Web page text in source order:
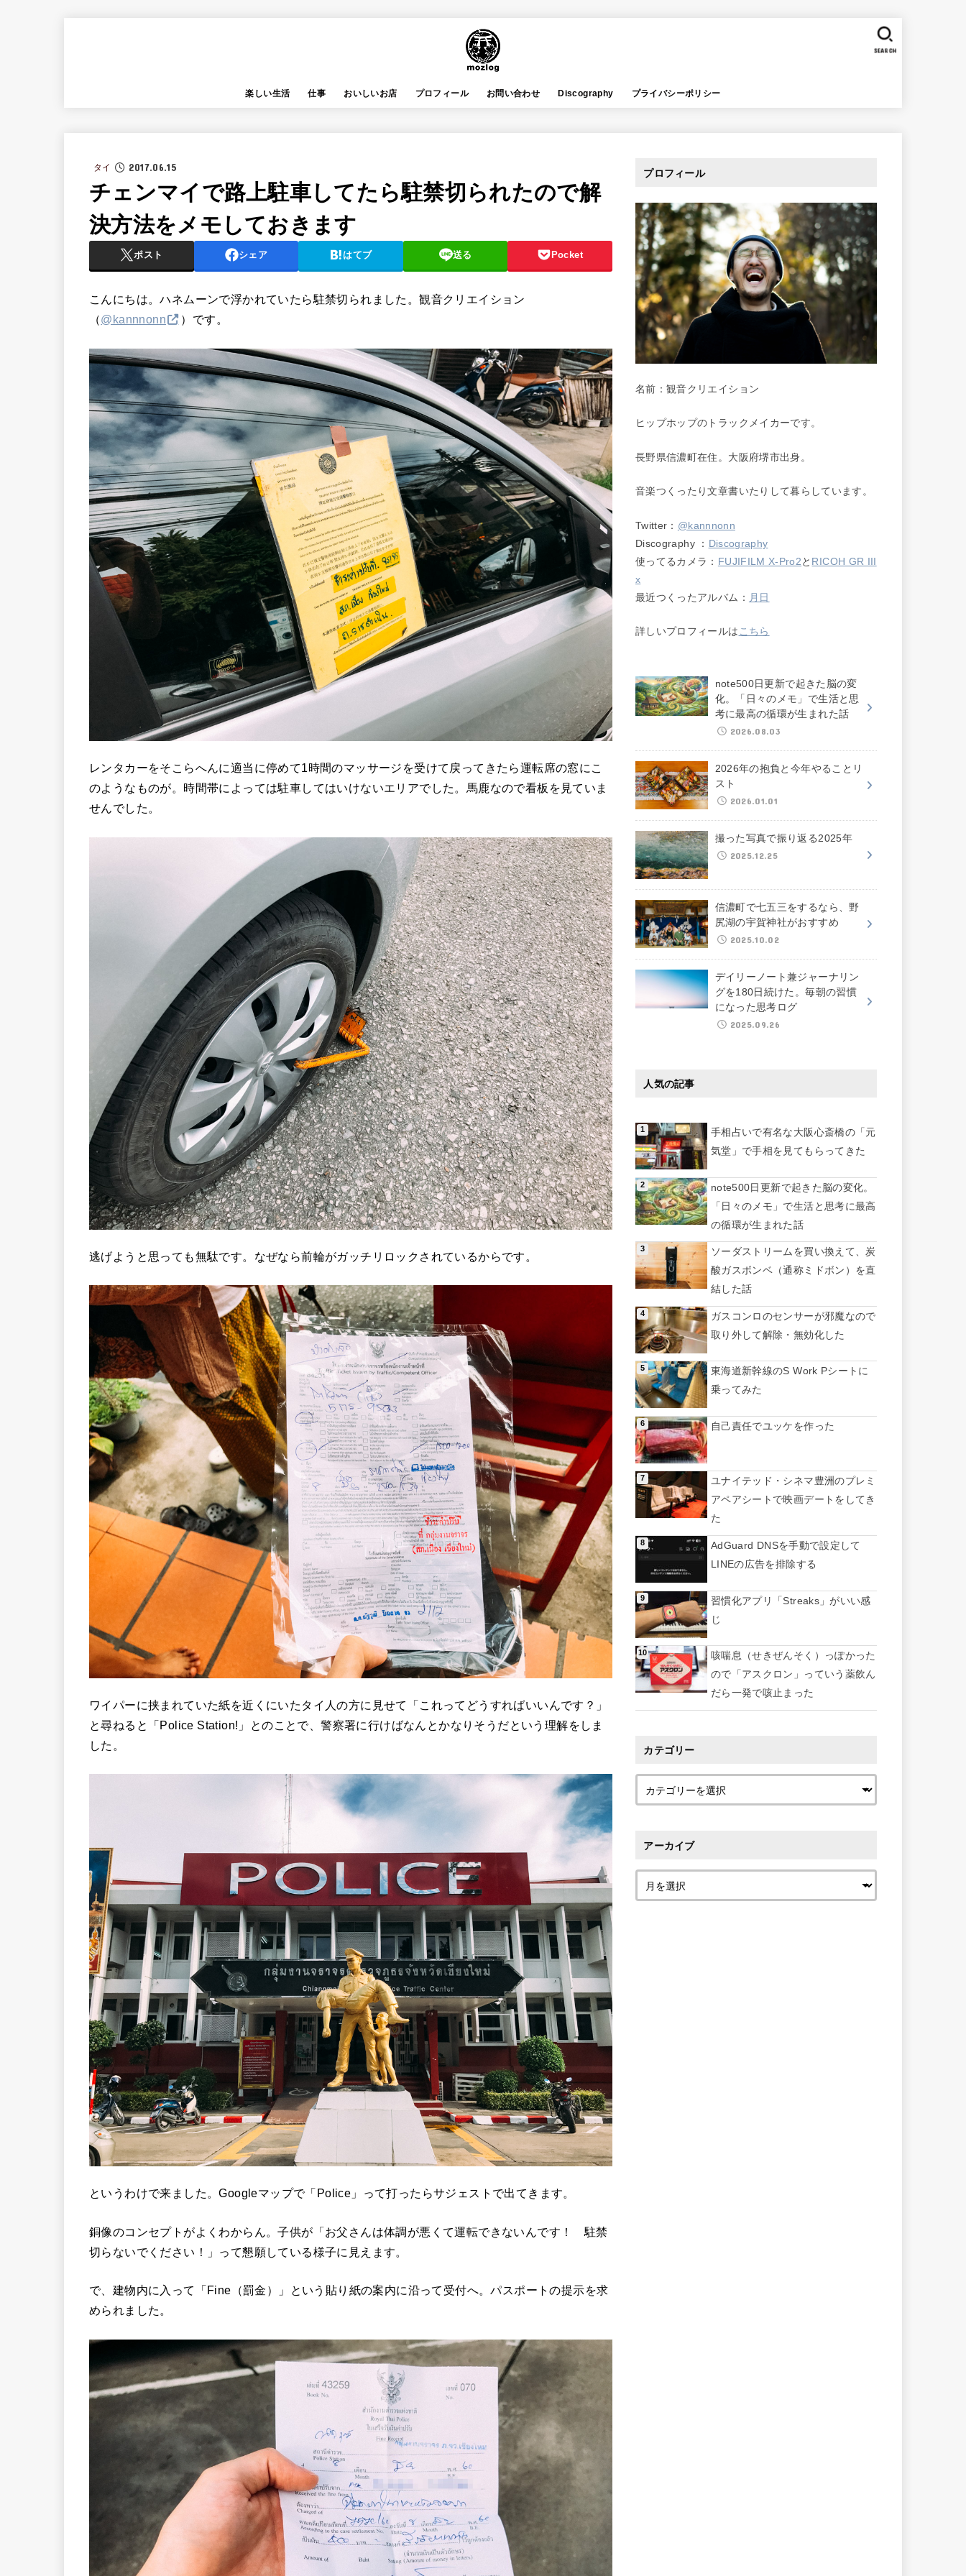
楽しい生活 仕事 おいしいお店 プロフィール お問い合わせ Discography プライバシーポリシー
SEARCH
タイ 2017.06.15
チェンマイで路上駐車してたら駐禁切られたので解
決方法をメモしておきます
ポスト シェア はてブ 送る Pocket
こんにちは。ハネムーンで浮かれていたら駐禁切られました。観音クリエイション
（@kannnonn ）です。
レンタカーをそこらへんに適当に停めて1時間のマッサージを受けて戻ってきたら運転席の窓にこ
のようなものが。時間帯によっては駐車してはいけないエリアでした。馬鹿なので看板を見ていま
せんでした。
逃げようと思っても無駄です。なぜなら前輪がガッチリロックされているからです。
ワイパーに挟まれていた紙を近くにいたタイ人の方に見せて「これってどうすればいいんです？」
と尋ねると「Police Station!」とのことで、警察署に行けばなんとかなりそうだという理解をしま
した。
というわけで来ました。Googleマップで「Police」って打ったらサジェストで出てきます。
銅像のコンセプトがよくわからん。子供が「お父さんは体調が悪くて運転できないんです！ 駐禁
切らないでください！」って懇願している様子に見えます。
で、建物内に入って「Fine（罰金）」という貼り紙の案内に沿って受付へ。パスポートの提示を求
められました。
プロフィール
名前：観音クリエイション
ヒップホップのトラックメイカーです。
長野県信濃町在住。大阪府堺市出身。
音楽つくったり文章書いたりして暮らしています。
Twitter： @kannnonn
Discography ： Discography
使ってるカメラ： FUJIFILM X-Pro2と RICOH GR III
x
最近つくったアルバム： 月日
詳しいプロフィールは こちら
note500日更新で起きた脳の変
化。「日々のメモ」で生活と思
考に最高の循環が生まれた話
2026.08.03
2026年の抱負と今年やることリ
スト
2026.01.01
撮った写真で振り返る2025年
2025.12.25
信濃町で七五三をするなら、野
尻湖の宇賀神社がおすすめ
2025.10.02
デイリーノート兼ジャーナリン
グを180日続けた。毎朝の習慣
になった思考ログ
2025.09.26
人気の記事
手相占いで有名な大阪心斎橋の「元
気堂」で手相を見てもらってきた
note500日更新で起きた脳の変化。
「日々のメモ」で生活と思考に最高
の循環が生まれた話
ソーダストリームを買い換えて、炭
酸ガスボンベ（通称ミドボン）を直
結した話
ガスコンロのセンサーが邪魔なので
取り外して解除・無効化した
東海道新幹線のS Work Pシートに
乗ってみた
自己責任でユッケを作った
ユナイテッド・シネマ豊洲のプレミ
アペアシートで映画デートをしてき
た
AdGuard DNSを手動で設定して
LINEの広告を排除する
習慣化アプリ「Streaks」がいい感
じ
咳喘息（せきぜんそく）っぽかった
ので「アスクロン」っていう薬飲ん
だら一発で咳止まった
カテゴリー
アーカイブ